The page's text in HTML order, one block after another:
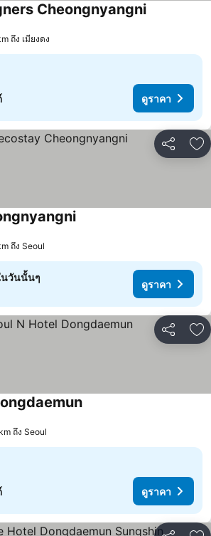
Cheongnyangniดูราคา
ถึง เมียงดง
ดูราคา
แชร์ เ
ดูราคา
ถึง Seoul
นวันนั้นๆ
ดูราคา
แชร์ เ
ดูราคา
ถึง Seoul
ดูราคา